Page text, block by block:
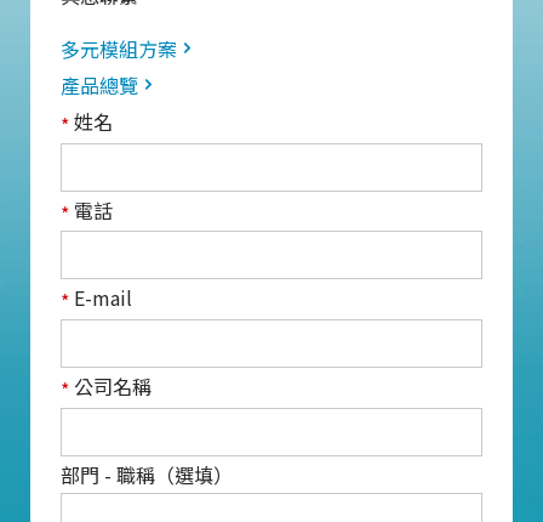
多元模組方案
產品總覽
*姓名
* 電話
* E-mail
* 公司名稱
部門 - 職稱（選填）